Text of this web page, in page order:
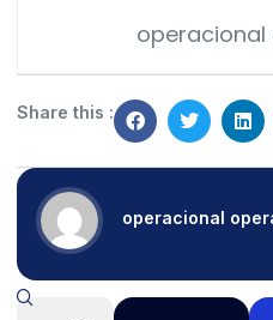
Share this :
operacional